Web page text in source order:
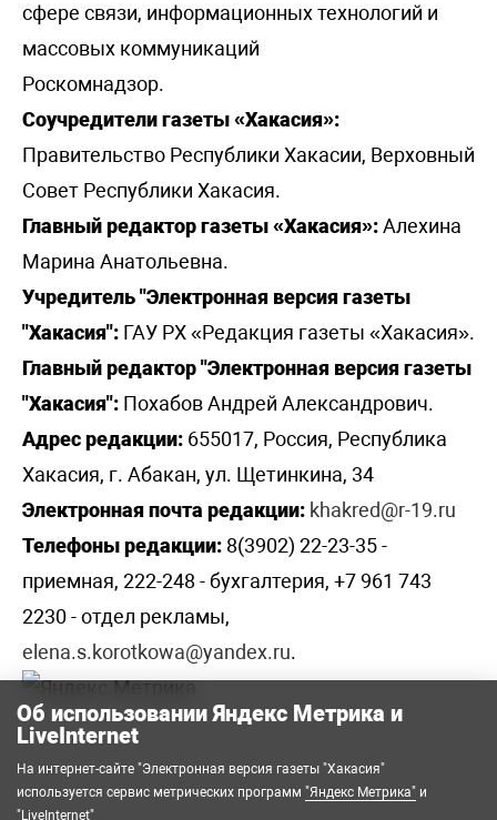
сфере связи, информационных технологий и
массовых коммуникаций
Роскомнадзор.
Соучредители газеты «Хакасия»:
Правительство Республики Хакасии, Верховный
Совет Республики Хакасия.
Главный редактор газеты «Хакасия»:Алехина
Марина Анатольевна.
Учредитель "Электронная версия газеты
"Хакасия": ГАУ РХ «Редакция газеты «Хакасия».
Главный редактор "Электронная версия газеты
"Хакасия": Похабов Андрей Александрович.
Адрес редакции: 655017, Россия, Республика
Хакасия, г. Абакан, ул. Щетинкина, 34
Электронная почта редакции: khakred@r-19.ru
Телефоны редакции: 8(3902) 22-23-35 -
приемная, 222-248 - бухгалтерия, +7 961 743
2230 - отдел рекламы,
elena.s.korotkowa@yandex.ru.
Об использовании Яндекс Метрика и
LiveInternet
На интернет-сайте "Электронная версия газеты "Хакасия"
используется сервис метрических программ "Яндекс Метрика" и
"LiveInternet"